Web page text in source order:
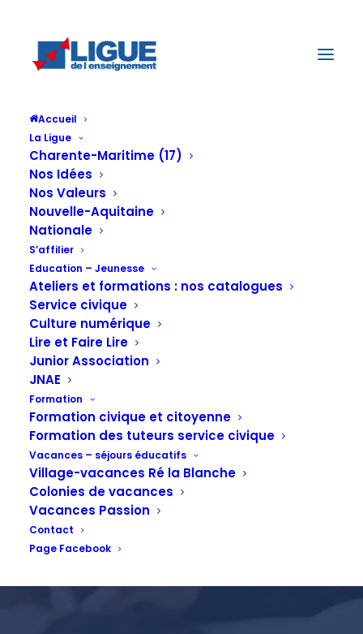
Accueil
La Ligue
Charente-Maritime (17)
Nos Idées
Nos Valeurs
Nouvelle-Aquitaine
Nationale
S’affilier
Education – Jeunesse
Ateliers et formations : nos catalogues
Service civique
Culture numérique
Lire et Faire Lire
Junior Association
JNAE
Formation
Formation civique et citoyenne
Formation des tuteurs service civique
Vacances – séjours éducatifs
Village-vacances Ré la Blanche
Colonies de vacances
Vacances Passion
Contact
Page Facebook
Ateliers
numériques
1 FÉVRIER 2022